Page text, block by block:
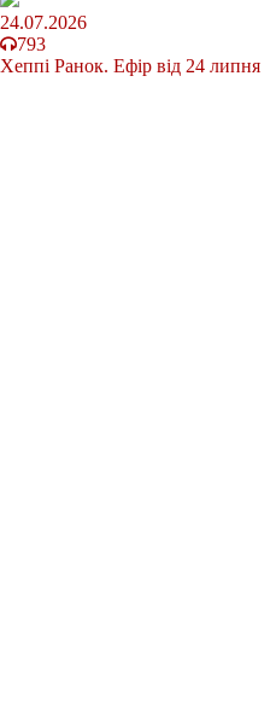
24.07.2026
793
Хеппі Ранок. Ефір від 24 липня